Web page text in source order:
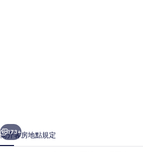
集
個 下一個
173+
簡介客房地點規定